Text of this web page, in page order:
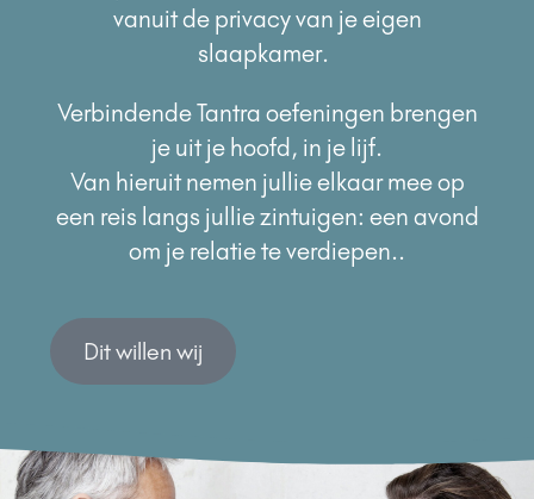
vanuit de privacy van je eigen
slaapkamer.
Verbindende Tantra oefeningen brengen
je uit je hoofd, in je lijf.
Van hieruit nemen jullie elkaar mee op
een reis langs jullie zintuigen: een avond
om je relatie te verdiepen..
Dit willen wij